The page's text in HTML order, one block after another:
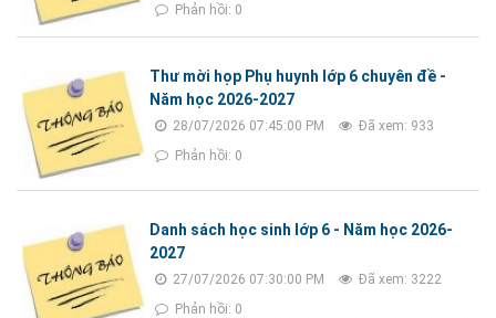
Phản hồi: 0
Thư mời họp Phụ huynh lớp 6 chuyên đề -
Năm học 2026-2027
28/07/2026 07:45:00 PM
Đã xem: 933
Phản hồi: 0
Danh sách học sinh lớp 6 - Năm học 2026-
2027
27/07/2026 07:30:00 PM
Đã xem: 3222
Phản hồi: 0